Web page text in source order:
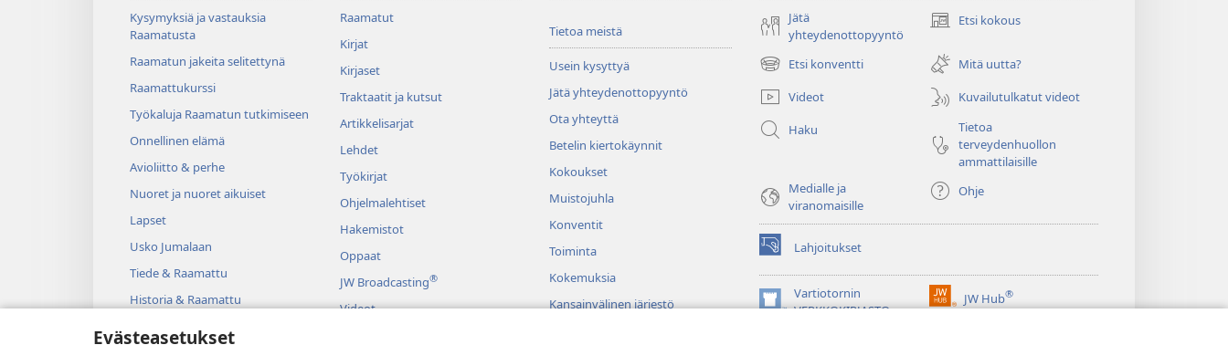
Evästeasetukset
Kysymyksiä ja vastauksia
Raamatusta
Raamatun jakeita selitettynä
Raamattukurssi
Työkaluja Raamatun tutkimiseen
Onnellinen elämä
Avioliitto & perhe
Nuoret ja nuoret aikuiset
Lapset
Usko Jumalaan
Tiede & Raamattu
Historia & Raamattu
Raamatut
Kirjat
Kirjaset
Traktaatit ja kutsut
Artikkelisarjat
Lehdet
Työkirjat
Ohjelmalehtiset
Hakemistot
Oppaat
JW Broadcasting®
Videot
Tietoa meistä
Usein kysyttyä
Jätä yhteydenottopyyntö
Ota yhteyttä
Betelin kiertokäynnit
Kokoukset
Muistojuhla
Konventit
Toiminta
Kokemuksia
Kansainvälinen järjestö
Jätä
yhteydenottopyyntö
Etsi kokous
(avaa
ikkunan)
Etsi konventti
(avaa
uuden
ikkunan)
Mitä uutta?
Videot
Kuvailutulkatut videot
Haku
Tietoa
terveydenhuollon
ammattilaisille
Medialle ja
viranomaisille
Ohje
Lahjoitukset
(avaa
uuden
ikkunan)Vartiotornin
VERKKOKIRJASTO
(avaa
JW Hub®
(avaa